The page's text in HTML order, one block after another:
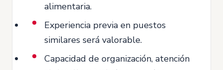
alimentaria.
Experiencia previa en puestos
similares será valorable.
Capacidad de organización, atención